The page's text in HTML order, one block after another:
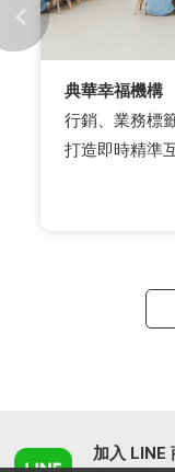
典華幸福機構
行銷、業務標
打造即時精準
加入 LINE